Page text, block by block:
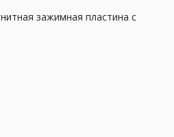
зажимная пластина с